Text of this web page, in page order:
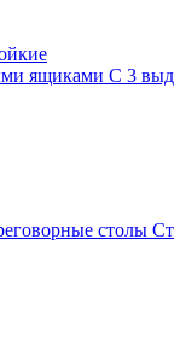
ящиками С 3
столы